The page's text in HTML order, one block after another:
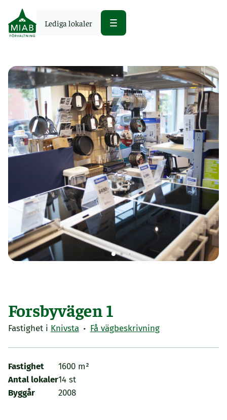
Lediga lokaler
Forsbyvägen 1
Fastighet i Knivsta · Få vägbeskrivning
Fastighet
Antal lokaler
Byggår
1600 m²
14 st
2008